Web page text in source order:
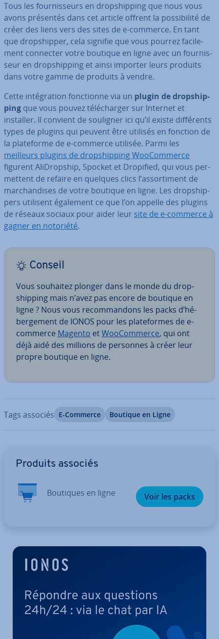
Tous les four­nis­seurs en drop­ship­ping que nous vous
avons présentés dans cet article offrent la pos­si­bi­lité de
créer des liens vers des sites de e-commerce. En tant
que drop­ship­per, cela signifie que vous pourrez fa­ci­le­
ment connecter votre boutique en ligne avec un four­nis­
seur en drop­ship­ping et ainsi importer leurs produits
dans votre gamme de produits à vendre.
Cette in­té­gra­tion fonc­tionne via un plugin de drop­ship­
ping que vous pouvez té­lé­char­ger sur Internet et
installer. Il convient de souligner ici qu’il existe dif­fé­rents
types de plugins qui peuvent être utilisés en fonction de
la pla­te­forme de e-commerce utilisée. Parmi les
meilleurs plugins de drop­ship­ping Woo­Com­merce
figurent Ali­Drop­ship, Spocket et Dropified, qui vous per­
met­tent de refaire en quelques clics l’as­sor­ti­ment de
mar­chan­dises de votre boutique en ligne. Les drop­ship­
pers utilisent également ce que l’on appelle des plugins
de réseaux sociaux pour aider leur site de e-commerce à
gagner en notoriété.
Conseil
Vous souhaitez plonger dans le monde du drop­
ship­ping mais n’avez pas encore de boutique en
ligne ? Nous vous re­com­man­dons les packs d’hé­
ber­ge­ment de IONOS pour les pla­te­formes de e-
commerce Magento etWoo­Com­merce, qui ont
déjà aidé des millions de personnes à créer leur
propre boutique en ligne.
Tags associés E-Commerce Boutique en Ligne
Produits associés
Boutiques en ligne Voir les packs